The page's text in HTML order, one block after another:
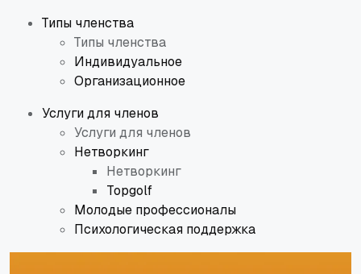
Типы членства
Типы членства
Индивидуальное
Организационное
Услуги для членов
Услуги для членов
Нетворкинг
Нетворкинг
Topgolf
Молодые профессионалы
Психологическая поддержка